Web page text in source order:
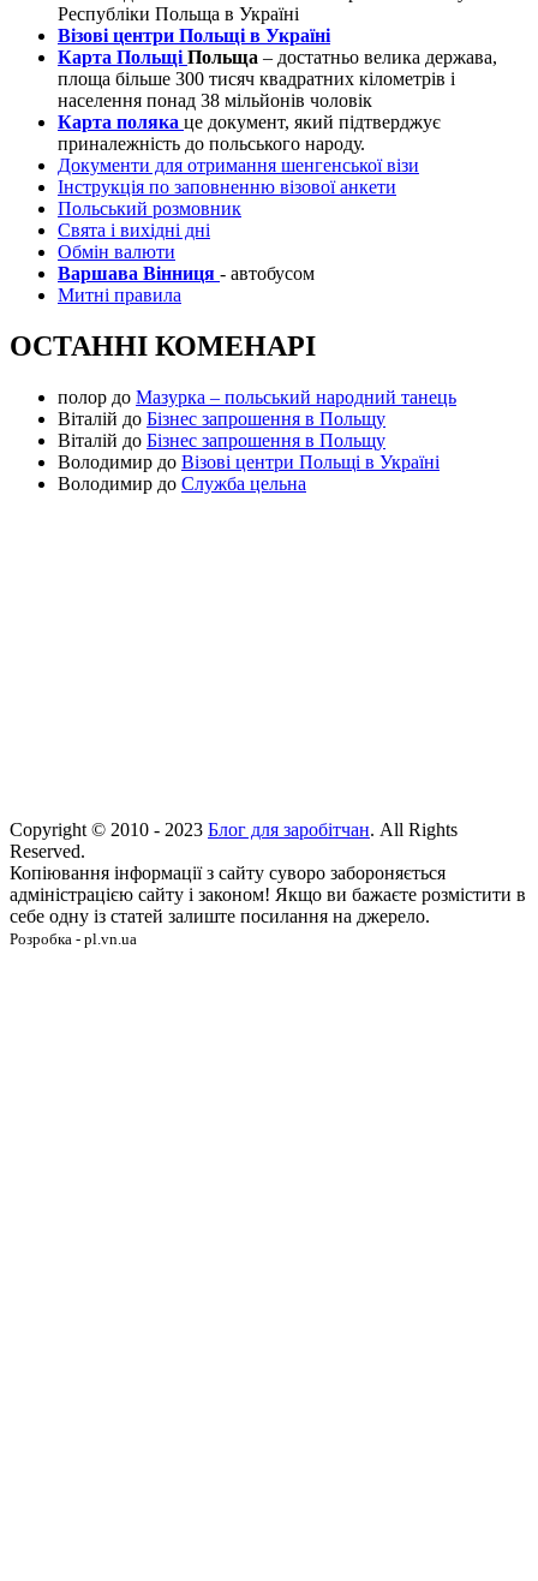
Республіки Польща в Україні
Візові центри Польщі в Україні
Карта Польщі Польща – достатньо велика держава,
площа більше 300 тисяч квадратних кілометрів і
населення понад 38 мільйонів чоловік
Карта поляка це документ, який підтверджує
приналежність до польського народу.
Документи для отримання шенгенської візи
Інструкція по заповненню візової анкети
Польський розмовник
Свята і вихідні дні
Обмін валюти
Варшава Вінниця - автобусом
Митні правила
ОСТАННІ КОМЕНАРІ
полор до Мазурка – польський народний танець
Віталій до Бізнес запрошення в Польщу
Віталій до Бізнес запрошення в Польщу
Володимир до Візові центри Польщі в Україні
Володимир до Служба цельна
Copyright © 2010 - 2023 Блог для заробітчан. All Rights
Reserved.
Копіювання інформації з сайту суворо забороняється
адміністрацією сайту і законом! Якщо ви бажаєте розмістити в
себе одну із статей залиште посилання на джерело.
Розробка - pl.vn.ua